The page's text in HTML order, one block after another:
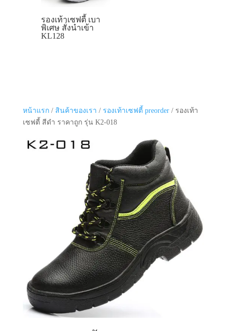
รองเท้าเซฟตี้ เบา
พิเศษ สั่งนำเข้า
KL128
หน้าแรก/ สินค้าของเรา / รองเท้าเซฟตี้ preorder/ รองเท้า
เซฟตี้ สีดำ ราคาถูก รุ่น K2-018